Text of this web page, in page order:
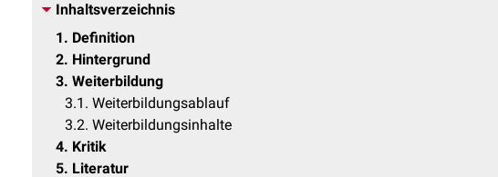
Inhaltsverzeichnis
1
Definition
2 Hintergrund
3 Weiterbildung
3.1 Weiterbildungsablauf
3.2 Weiterbildungsinhalte
4 Kritik
5 Literatur